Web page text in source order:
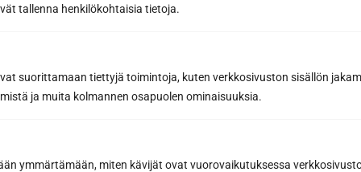
tallenna henkilökohtaisia tietoja.
suorittamaan tiettyjä toimintoja, kuten verkkosivuston sisällön
ja muita kolmannen osapuolen ominaisuuksia.
ymmärtämään, miten kävijät ovat vuorovaikutuksessa